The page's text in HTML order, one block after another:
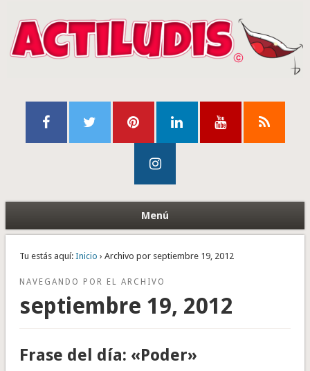
Menú
Tu estás aquí: Inicio › Archivo por septiembre 19, 2012
NAVEGANDO POR EL ARCHIVO
septiembre 19, 2012
Frase del día: «Poder»